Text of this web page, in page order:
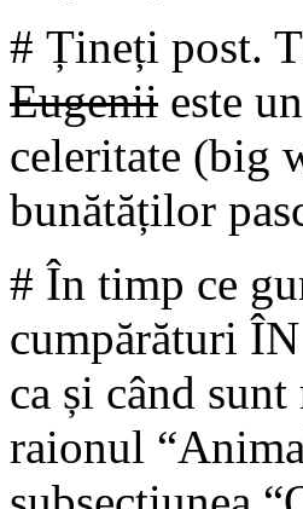
# Țineți post.
Eugenii este
celeritate (big
bunătăților
# În timp ce
cumpărături
ca și când
raionul